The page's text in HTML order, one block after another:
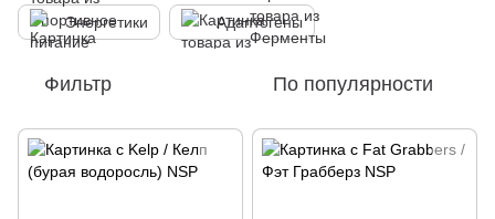
Энергетики Адаптогены
Фильтр По популярности